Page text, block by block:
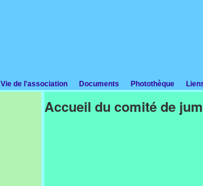
Vie de l'association Documents Photothèque
Accueil du comité de